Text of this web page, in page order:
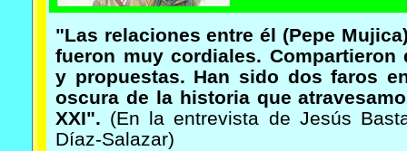
"Las relaciones entre él (Pepe
fueron muy cordiales. Compartieron
y propuestas. Han sido dos faros
oscura de la historia que
XXI". (En la entrevista de Jesús
Díaz-Salazar)